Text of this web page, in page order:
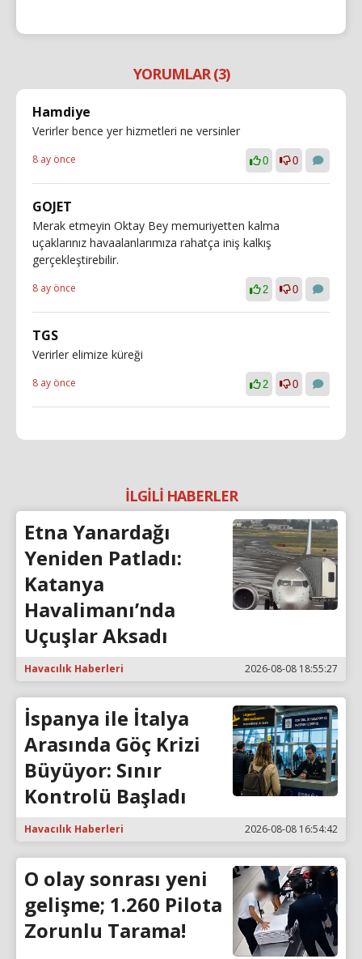
YORUMLAR (3)
Hamdiye
Verirler bence yer hizmetleri ne versinler
8 ay önce 0 0
GOJET
Merak etmeyin Oktay Bey memuriyetten kalma
uçaklarınız havaalanlarımıza rahatça iniş kalkış
gerçekleştirebilir.
8 ay önce 2 0
TGS
Verirler elimize küreği
8 ay önce 2 0
İLGİLİ HABERLER
Etna Yanardağı
Yeniden Patladı:
Katanya
Havalimanı’nda
Uçuşlar Aksadı
Havacılık Haberleri 2026-08-08 18:55:27
İspanya ile İtalya
Arasında Göç Krizi
Büyüyor: Sınır
Kontrolü Başladı
Havacılık Haberleri 2026-08-08 16:54:42
O olay sonrası yeni
gelişme; 1.260 Pilota
Zorunlu Tarama!